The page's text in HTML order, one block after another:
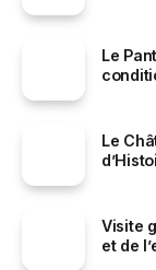
Le
Le
Visite
et de